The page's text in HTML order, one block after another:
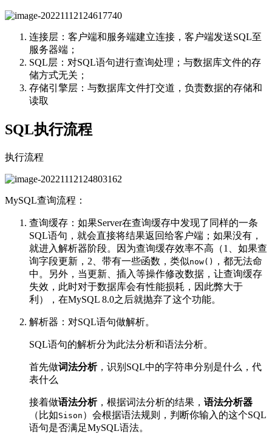
连接层：客户端和服务端建立连接，客户端发送SQL至
服务器端；
SQL层：对SQL语句进行查询处理；与数据库文件的存
储方式无关；
存储引擎层：与数据库文件打交道，负责数据的存储和
读取
SQL执行流程
执行流程
MySQL查询流程：
查询缓存：如果Server在查询缓存中发现了同样的一条
SQL语句，就会直接将结果返回给客户端；如果没有，
就进入解析器阶段。因为查询缓存效率不高（1、如果查
询字段更新，2、带有一些函数，类似now()
，都无法命
中。另外，当更新、插入等操作修改数据，让查询缓存
失效，此时对于数据库会有性能损耗，因此弊大于
利），在MySQL 8.0之后就抛弃了这个功能。
解析器：对SQL语句做解析。
SQL语句的解析分为此法分析和语法分析。
首先做词法分析，识别SQL中的字符串分别是什么，代
表什么
接着做语法分析，根据词法分析的结果， 语法分析器
（比如Sison ）会根据语法规则，判断你输入的这个SQL
语句是否满足MySQL语法。